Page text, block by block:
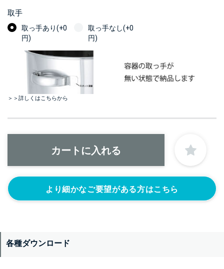
取手
取っ手あり(+0
円)
取っ手なし(+0
円)
＞＞詳しくはこちらから
より細かなご要望がある方はこちら
各種ダウンロード